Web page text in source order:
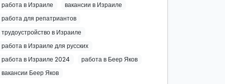
работа в Израиле
вакансии в Израиле
работа для репатриантов
трудоустройство в Израиле
работа в Израиле для русских
работа в Израиле 2024
работа в Беер Яков
вакансии Беер Яков